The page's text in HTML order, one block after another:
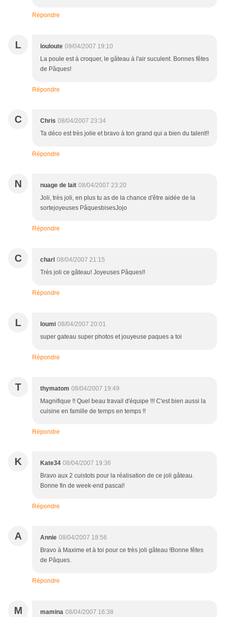
Répondre
L louloute 09/04/2007 19:10
La poule est à croquer, le gâteau à l'air suculent. Bonnes fêtes
de Pâques!
Répondre
C Chris 08/04/2007 23:34
Ta déco est très jolie et bravo à ton grand qui a bien du talent!!
Répondre
N nuage de lait 08/04/2007 23:20
Joli, très joli, en plus tu as de la chance d'être aidée de la
sortejoyeuses PâquesbisesJojo
Répondre
C charl 08/04/2007 21:15
Très joli ce gâteau! Joyeuses Pâques!!
Répondre
L loumi 08/04/2007 20:01
super gateau super photos et jouyeuse paques a toi
Répondre
T thymatom 08/04/2007 19:49
Magnifique !! Quel beau travail d'équipe !!! C'est bien aussi la
cuisine en famille de temps en temps !!
Répondre
K Kate34 08/04/2007 19:36
Bravo aux 2 cuistots pour la réalisation de ce joli gâteau.
Bonne fin de week-end pascal!
Répondre
A Annie 08/04/2007 18:56
Bravo à Maxime et à toi pour ce très joli gâteau !Bonne fêtes
de Pâques.
Répondre
M mamina 08/04/2007 16:38